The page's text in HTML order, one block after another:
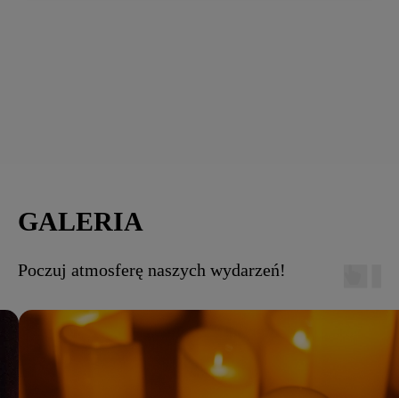
GALERIA
Poczuj atmosferę naszych wydarzeń!